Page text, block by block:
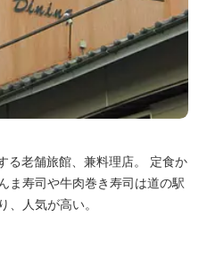
る老舗旅館、兼料理店。 定食か
ま寿司や牛肉巻き寿司は道の駅
人気が高い。